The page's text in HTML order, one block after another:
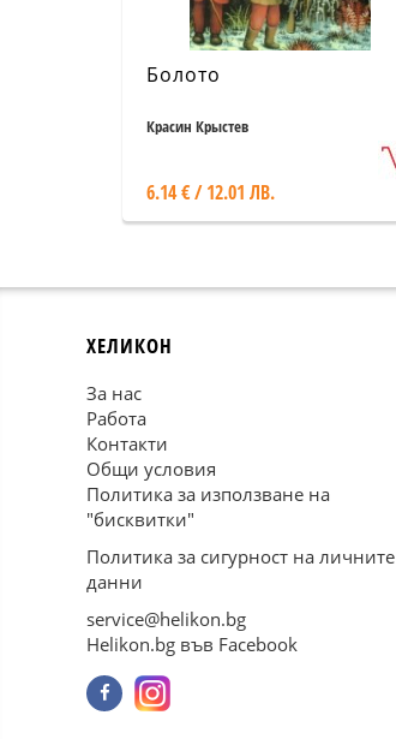
Болото
Красин Крыстев
6.14 € / 12.01 ЛВ.
ХЕЛИКОН
За нас
Работа
Контакти
Общи условия
Политика за използване на
"бисквитки"
Политика за сигурност на личните
данни
service@helikon.bg
Helikon.bg във Facebook